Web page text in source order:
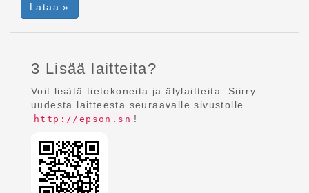
Lataa »
3 Lisää laitteita?
Voit lisätä tietokoneita ja älylaitteita. Siirry
uudesta laitteesta seuraavalle sivustolle
http://epson.sn !